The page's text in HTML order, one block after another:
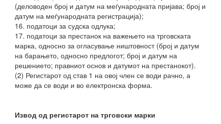
(деловоден број и датум на меѓународната пријава; број и
датум на меѓународната регистрација);
16. податоци за судска одлука;
17. податоци за престанок на важењето на трговската
марка, односно за огласување ништовност (број и датум
на барањето, односно предлогот; број и датум на
решението; правниот основ и датумот на престанокот).
(2) Регистарот од став 1 на овој член се води рачно, а
може да се води и во електронска форма.
Извод од регистарот на трговски марки